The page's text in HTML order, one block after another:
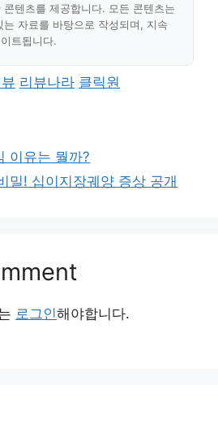
콘텐츠를 제공합니다. 모든 콘텐츠는
는 자료를 바탕으로 작성되며, 지속
트됩니다.
리뷰나라 클릭원
이유는 뭘까?
밀! 십이지장궤양 증상 공개
로그인해야합니다.